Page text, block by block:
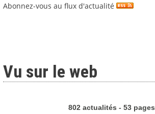
Abonnez-vous au flux d'actualité
Vu sur le web
802 actualités - 53 pages